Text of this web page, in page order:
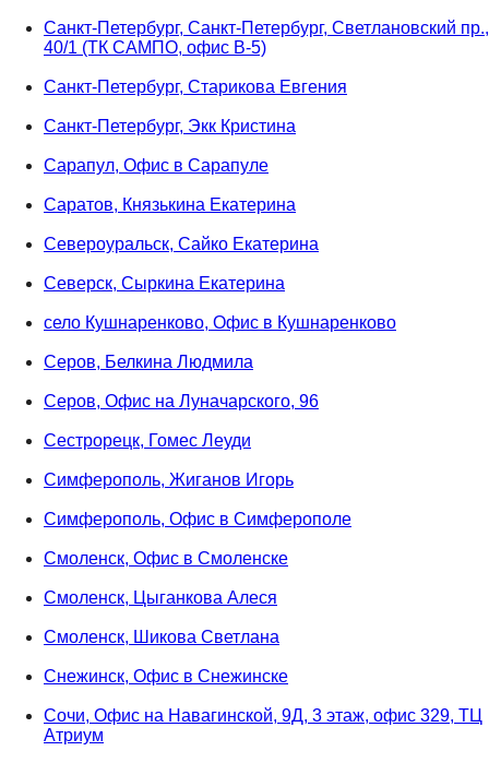
Санкт-Петербург, Санкт-Петербург, Светлановский пр.,
40/1 (ТК САМПО, офис В-5)
Санкт-Петербург, Старикова Евгения
Санкт-Петербург, Экк Кристина
Сарапул, Офис в Сарапуле
Саратов, Князькина Екатерина
Североуральск, Сайко Екатерина
Северск, Сыркина Екатерина
село Кушнаренково, Офис в Кушнаренково
Серов, Белкина Людмила
Серов, Офис на Луначарского, 96
Сестрорецк, Гомес Леуди
Симферополь, Жиганов Игорь
Симферополь, Офис в Симферополе
Смоленск, Офис в Смоленске
Смоленск, Цыганкова Алеся
Смоленск, Шикова Светлана
Снежинск, Офис в Снежинске
Сочи, Офис на Навагинской, 9Д, 3 этаж, офис 329, ТЦ
Атриум